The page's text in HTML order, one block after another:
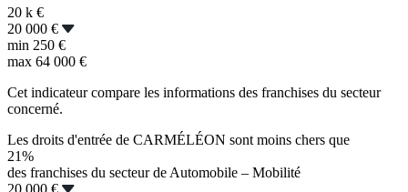
20 k €
20 000 €
min 250 €
max 64 000 €
Cet indicateur compare les informations des franchises du secteur
concerné.
Les droits d'entrée de CARMÉLÉON sont moins chers que
21%
des franchises du secteur de Automobile – Mobilité
20 000 €